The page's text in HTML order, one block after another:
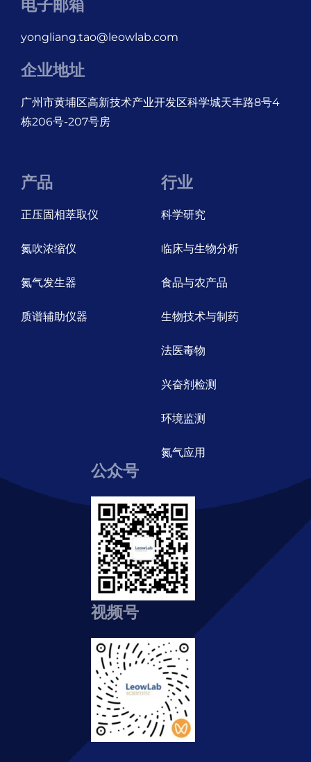
电子邮箱
yongliang.tao@leowlab.com
企业地址
广州市黄埔区高新技术产业开发区科学城天丰路8号4
栋206号-207号房
产品
正压固相萃取仪
氮吹浓缩仪
氮气发生器
质谱辅助仪器
行业
科学研究
临床与生物分析
食品与农产品
生物技术与制药
法医毒物
兴奋剂检测
环境监测
氮气应用
公众号
视频号